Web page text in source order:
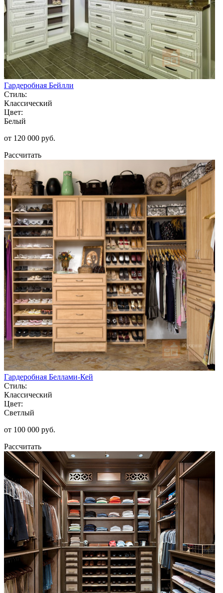
Гардеробная Бейлли
Стиль:
Классический
Цвет:
Белый
от 120 000 руб.
Рассчитать
Гардеробная Беллами-Кей
Стиль:
Классический
Цвет:
Светлый
от 100 000 руб.
Рассчитать